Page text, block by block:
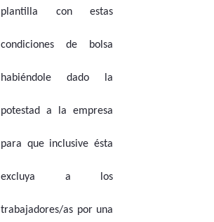
plantilla con estas
condiciones de bolsa
habiéndole dado la
potestad a la empresa
para que inclusive ésta
excluya a los
trabajadores/as por una